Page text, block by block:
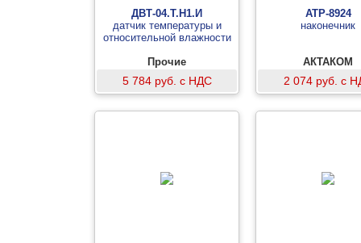
ДВТ-04.Т.Н1.И
датчик температуры и
относительной влажности
Прочие
5 784 руб. с НДС
АТР-8924
наконечник
АКТАКОМ
2 074 руб. с